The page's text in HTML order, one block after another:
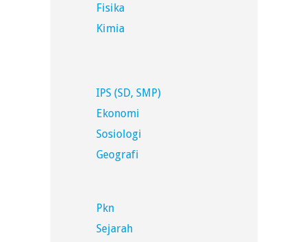
Fisika
Kimia
IPS (SD, SMP)
Ekonomi
Sosiologi
Geografi
Pkn
Sejarah